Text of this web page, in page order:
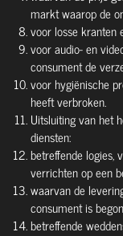
markt waarop de
voor losse kranten
voor audio- en
consument de
voor hygiënische
heeft verbroken.
Uitsluiting van het
diensten:
betreffende logies,
verrichten op een
waarvan de
consument is
betreffende